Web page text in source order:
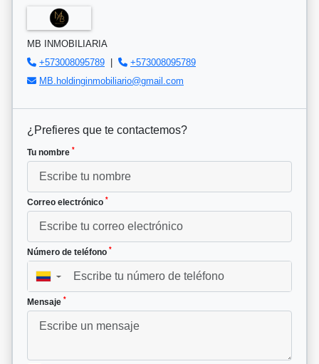
MB INMOBILIARIA
+573008095789 |
+573008095789
MB.holdinginmobiliario@gmail.com
¿Prefieres que te contactemos?
Tu nombre *
Correo electrónico *
Número de teléfono *
▼
Mensaje *